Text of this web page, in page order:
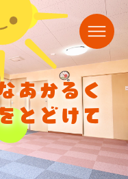
あかるく
とどけて